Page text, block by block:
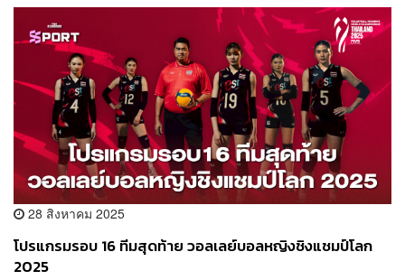
28 สิงหาคม 2025
โปรแกรมรอบ 16 ทีมสุดท้าย วอลเลย์บอลหญิงชิงแชมป์โลก
2025